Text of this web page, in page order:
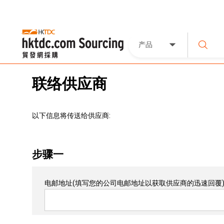
产品
联络供应商
以下信息将传送给供应商:
步骤一
电邮地址(填写您的公司电邮地址以获取供应商的迅速回覆)